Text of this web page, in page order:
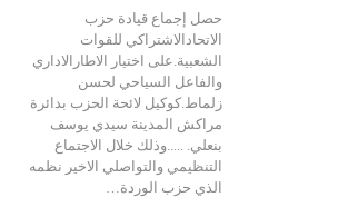
حصل إجماع قيادة حزب
الاتحادالاشتراكي للقوات
الشعبية.على اختيار الاطارالاداري
والفاعل السياحي لحسن
زلماط.كوكيل لائحة الحزب بدائرة
مراكش المدينة سيدي يوسف
بنعلي. .....وذلك خلال الاجتماع
التنظيمي والتواصلي الاخير نظمه
الذي حزب الوردة…